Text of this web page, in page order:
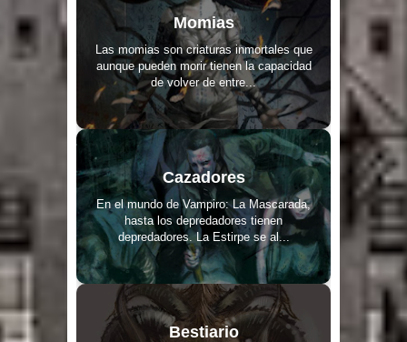
Momias
Las momias son criaturas inmortales que
aunque pueden morir tienen la capacidad
de volver de entre...
Cazadores
En el mundo de Vampiro: La Mascarada,
hasta los depredadores tienen
depredadores. La Estirpe se al...
Bestiario